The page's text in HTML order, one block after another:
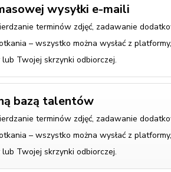
wysyłki e-maili
terminów zdjęć, zadawanie
– wszystko można wysłać z
Twojej skrzynki odbiorczej.
bazą talentów
terminów zdjęć, zadawanie
– wszystko można wysłać z
Twojej skrzynki odbiorczej.